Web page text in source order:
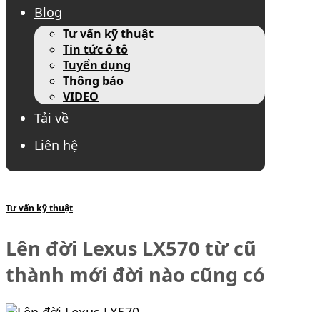
Blog
Tư vấn kỹ thuật
Tin tức ô tô
Tuyển dụng
Thông báo
VIDEO
Tải về
Liên hệ
Tư vấn kỹ thuật
Lên đời Lexus LX570 từ cũ
thành mới đời nào cũng có